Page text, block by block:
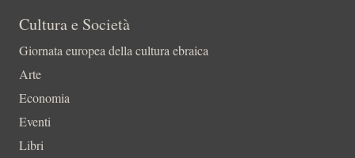
Cultura e Società
Giornata europea della cultura ebraica
Arte
Economia
Eventi
Libri